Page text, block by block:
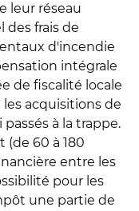
leur réseau
frais de
d'incendie
intégrale
de fiscalité locale
acquisitions de
à la trappe.
60 à 180
entre les
pour les
une partie de